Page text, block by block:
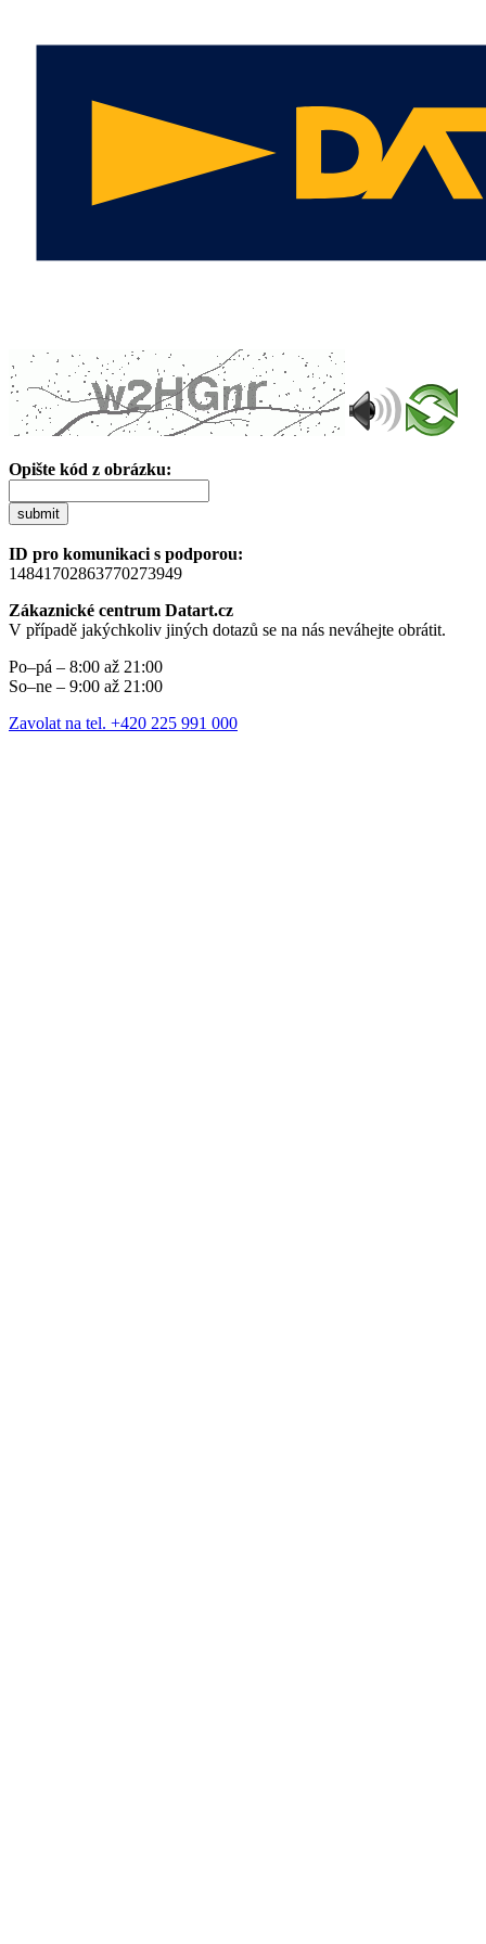
Opište kód z obrázku:
submit
ID pro komunikaci s podporou:
14841702863770273949
Zákaznické centrum Datart.cz
V případě jakýchkoliv jiných dotazů se na nás neváhejte obrátit.
Po–pá – 8:00 až 21:00
So–ne – 9:00 až 21:00
Zavolat na tel. +420 225 991 000